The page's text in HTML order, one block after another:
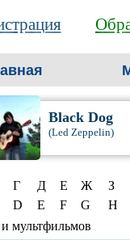
Black Dog
(Led Zeppelin)
Г Д Е Ж З
D E F G H
мультфильмов